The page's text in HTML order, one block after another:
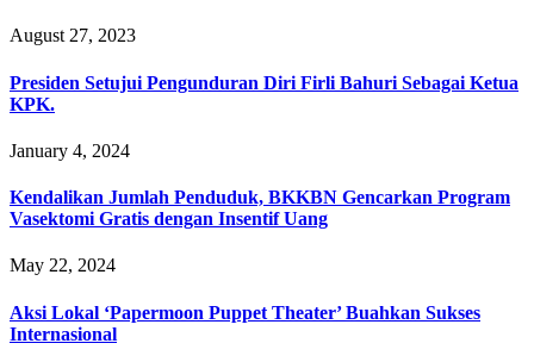
August 27, 2023
Presiden Setujui Pengunduran Diri Firli Bahuri Sebagai Ketua
KPK.
January 4, 2024
Kendalikan Jumlah Penduduk, BKKBN Gencarkan Program
Vasektomi Gratis dengan Insentif Uang
May 22, 2024
Aksi Lokal ‘Papermoon Puppet Theater’ Buahkan Sukses
Internasional